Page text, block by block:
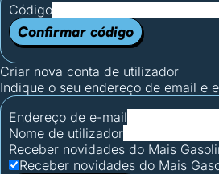
Código
Confirmar código
Criar nova conta de utilizador
Indique o seu endereço de email e
Endereço de e-mail
Nome de utilizador
Receber novidades do Mais
Receber novidades do Mais